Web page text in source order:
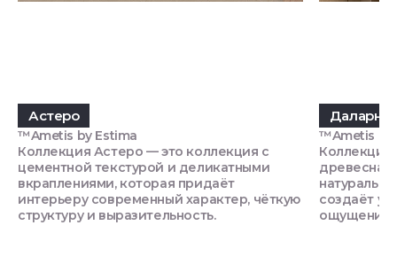
Астеро
™Ametis by Estima
Коллекция Астеро — это коллекция с
цементной текстурой и деликатными
вкраплениями, которая придаёт
интерьеру современный характер, чёткую
структуру и выразительность.
Даларна
™Ametis by
Коллекция
древесная
создаёт
ощущение